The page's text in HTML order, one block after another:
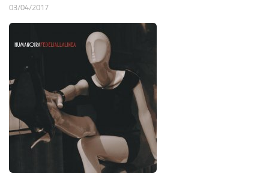
03/04/2017